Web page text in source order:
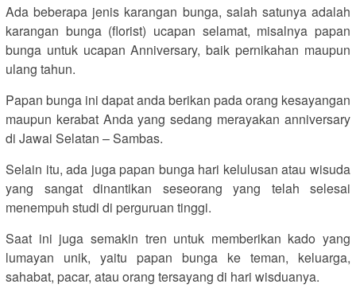
Ada beberapa jenis karangan bunga, salah satunya adalah
karangan bunga (florist) ucapan selamat, misalnya papan
bunga untuk ucapan Anniversary, baik pernikahan maupun
ulang tahun.
Papan bunga ini dapat anda berikan pada orang kesayangan
maupun kerabat Anda yang sedang merayakan anniversary
di Jawai Selatan – Sambas.
Selain itu, ada juga papan bunga hari kelulusan atau wisuda
yang sangat dinantikan seseorang yang telah selesai
menempuh studi di perguruan tinggi.
Saat ini juga semakin tren untuk memberikan kado yang
lumayan unik, yaitu papan bunga ke teman, keluarga,
sahabat, pacar, atau orang tersayang di hari wisduanya.